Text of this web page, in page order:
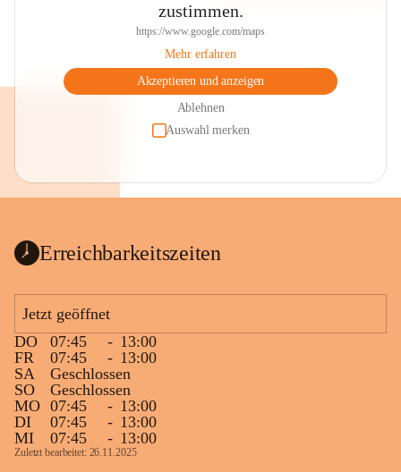
zustimmen.
https://www.google.com/maps
Mehr erfahren
Akzeptieren und anzeigen
Ablehnen
Auswahl merken
Erreichbarkeitszeiten
Jetzt geöffnet
DO
07:45 - 13:00
FR
07:45 - 13:00
SA
Geschlossen
SO
Geschlossen
MO 07:45 - 13:00
DI
07:45 - 13:00
MI
07:45 - 13:00
Zuletzt bearbeitet: 26.11.2025